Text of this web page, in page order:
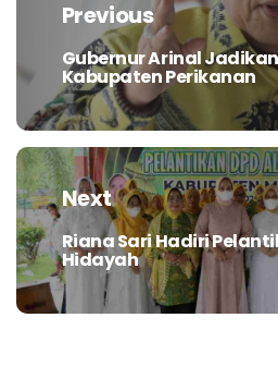
Previous
Previous
post:
Gubernur Arinal
Kabupaten Perikanan
Next
Next
post:
Riana Sari Hadiri
Hidayah